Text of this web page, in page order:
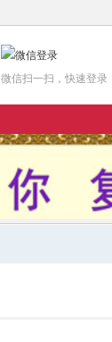
微信扫一扫，快速登录